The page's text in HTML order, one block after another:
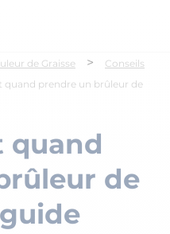
de Graisse >
Conseils
quand prendre un brûleur de
quand
de